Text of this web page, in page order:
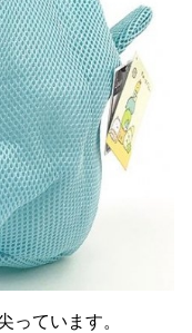
っています。